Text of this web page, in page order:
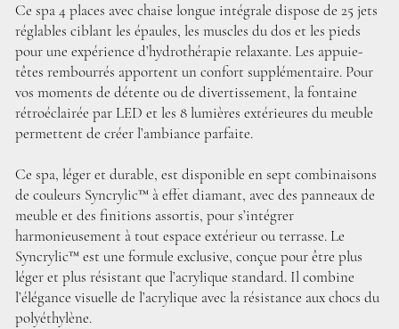
Ce spa 4 places avec chaise longue intégrale dispose de 25 jets
réglables ciblant les épaules, les muscles du dos et les pieds
pour une expérience d’hydrothérapie relaxante. Les appuie-
têtes rembourrés apportent un confort supplémentaire. Pour
vos moments de détente ou de divertissement, la fontaine
rétroéclairée par LED et les 8 lumières extérieures du meuble
permettent de créer l’ambiance parfaite.
Ce spa, léger et durable, est disponible en sept combinaisons
de couleurs Syncrylic™ à effet diamant, avec des panneaux de
meuble et des finitions assortis, pour s’intégrer
harmonieusement à tout espace extérieur ou terrasse. Le
Syncrylic™ est une formule exclusive, conçue pour être plus
léger et plus résistant que l’acrylique standard. Il combine
l’élégance visuelle de l’acrylique avec la résistance aux chocs du
polyéthylène.